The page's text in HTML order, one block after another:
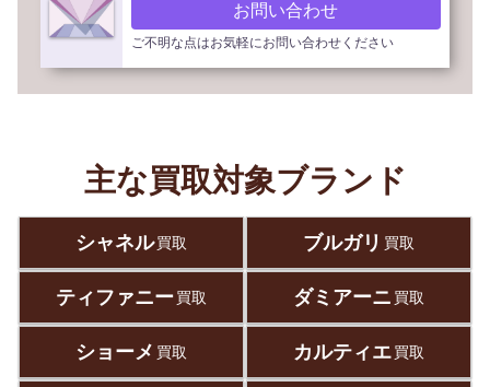
お問い合わせ
ご不明な点はお気軽にお問い合わせください
主な買取対象ブランド
シャネル 買取 ブルガリ 買取
ティファニー 買取 ダミアーニ 買取
ショーメ 買取 カルティエ 買取